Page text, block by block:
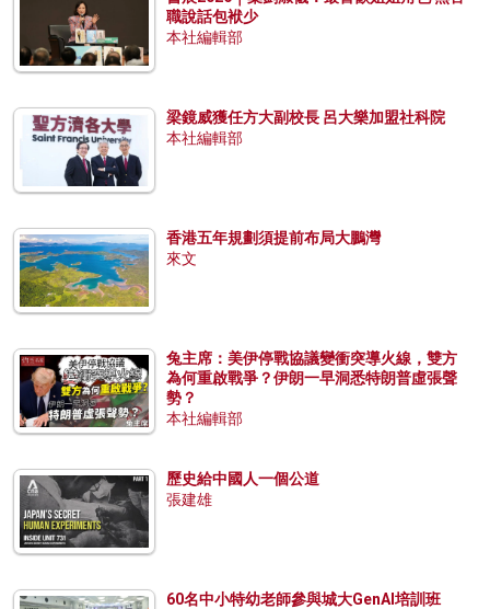
職說話包袱少
本社編輯部
梁鏡威獲任方大副校長 呂大樂加盟社科院
本社編輯部
香港五年規劃須提前布局大鵬灣
來文
兔主席：美伊停戰協議變衝突導火線，雙方
為何重啟戰爭？伊朗一早洞悉特朗普虛張聲
勢？
本社編輯部
歷史給中國人一個公道
張建雄
60名中小特幼老師參與城大GenAI培訓班